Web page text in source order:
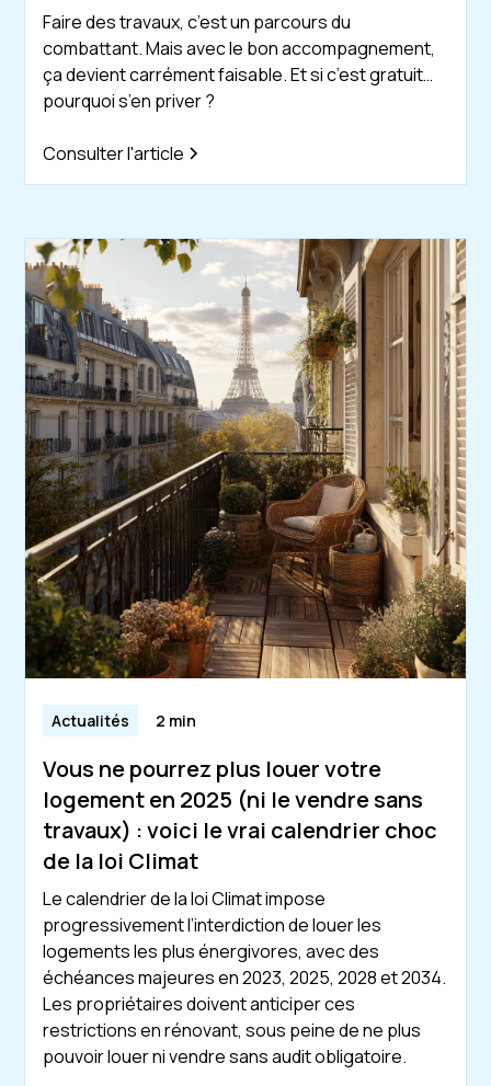
Faire des travaux, c’est un parcours du
combattant. Mais avec le bon accompagnement,
ça devient carrément faisable. Et si c’est gratuit…
pourquoi s’en priver ?
Consulter l'article
Actualités 2 min
Vous ne pourrez plus louer votre
logement en 2025 (ni le vendre sans
travaux) : voici le vrai calendrier choc
de la loi Climat
Le calendrier de la loi Climat impose
progressivement l’interdiction de louer les
logements les plus énergivores, avec des
échéances majeures en 2023, 2025, 2028 et 2034.
Les propriétaires doivent anticiper ces
restrictions en rénovant, sous peine de ne plus
pouvoir louer ni vendre sans audit obligatoire.